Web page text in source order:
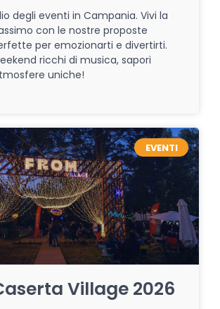
degli eventi in Campania. Vivi la
con le nostre proposte
per emozionarti e divertirti.
ricchi di musica, sapori
uniche!
EVENTI
Village 2026